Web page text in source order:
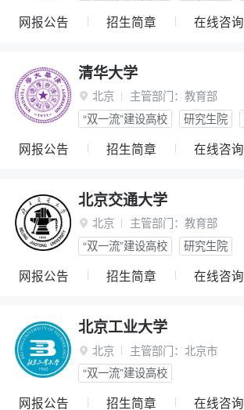
网报公告 招生简章 在线咨询
清华大学
 北京 主管部门： 教育部
“双一流”建设高校
研究生院
网报公告 招生简章 在线咨询
北京交通大学
 北京 主管部门： 教育部
“双一流”建设高校
研究生院
网报公告 招生简章 在线咨询
北京工业大学
 北京 主管部门： 北京市
“双一流”建设高校
网报公告 招生简章 在线咨询